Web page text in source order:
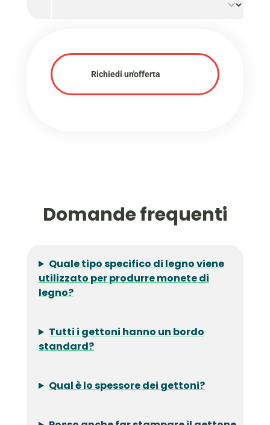
Richiedi un'offerta
Domande frequenti
Quale tipo specifico di legno viene
utilizzato per produrre monete di
legno?
Tutti i gettoni hanno un bordo
standard?
Qual è lo spessore dei gettoni?